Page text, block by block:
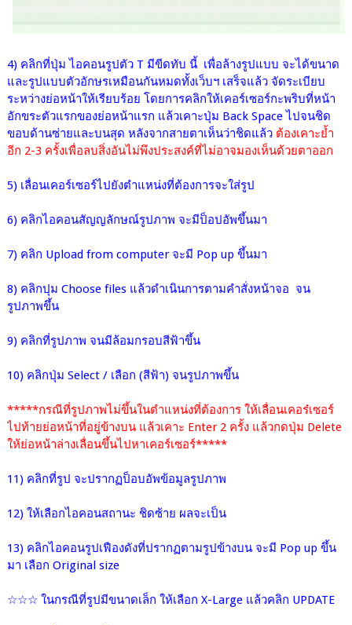
4) คลิกที่ปุ่ม ไอคอนรูปตัว T มีขีดทับ นี้ เพื่อล้างรูปแบบ จะได้ขนาด
และรูปแบบตัวอักษรเหมือนกันหมดทั้งเว็บฯ เสร็จแล้ว จัดระเบียบ
ระหว่างย่อหน้าให้เรียบร้อย โดยการคลิกให้เคอร์เซอร์กะพริบที่หน้า
อักขระตัวแรกของย่อหน้าแรก แล้วเคาะปุ่ม Back Space ไปจนชิด
ขอบด้านซ่ายและบนสุด หลังจากสายตาเห็นว่าชิดแล้ว ต้องเคาะย้ำ
อีก 2-3 ครั้งเพื่อลบสิ่งอันไม่พึงประสงค์ที่ไม่อาจมองเห็นด้วยตาออก
5) เลื่อนเคอร์เซอร์ไปยังตำแหน่งที่ต้องการจะใส่รูป
6) คลิกไอคอนสัญญลักษณ์รูปภาพ จะมีป็อปอัพขึ้นมา
7) คลิก Upload from computer จะมี Pop up ขึ้นมา
8) คลิกปุม Choose files แล้วดำเนินการตามคำสั่งหน้าจอ จน
รูปภาพขึ้น
9) คลิกที่รูปภาพ จนมีล้อมกรอบสีฟ้าขึ้น
10) คลิกปุ่ม Select / เลือก (สีฟ้า) จนรูปภาพขึ้น
*****กรณีที่รูปภาพไม่ขึ้นในตำแหน่งที่ต้องการ ให้เลื่อนเคอร๋เซอร์
ไปท้ายย่อหน้าที่อยู่ข้างบน แล้วเคาะ Enter 2 ครั้ง แล้วกดปุ่ม Delete
ให้ย่อหน้าล่างเลื่อนขึ้นไปหาเคอร์เซอร์*****
11) คลิกที่รูป จะปรากฏป็อบอัพข้อมูลรูปภาพ
12) ให้เลือกไอคอนสถานะ ชิดซ้าย ผลจะเป็น
13) คลิกไอคอนรูปเฟืองดังที่ปรากฏตามรูปข้างบน จะมี Pop up ขึ้น
มา เลือก Original size
☆☆☆ ในกรณีที่รูปมีขนาดเล็ก ให้เลือก X-Large แล้วคลิก UPDATE